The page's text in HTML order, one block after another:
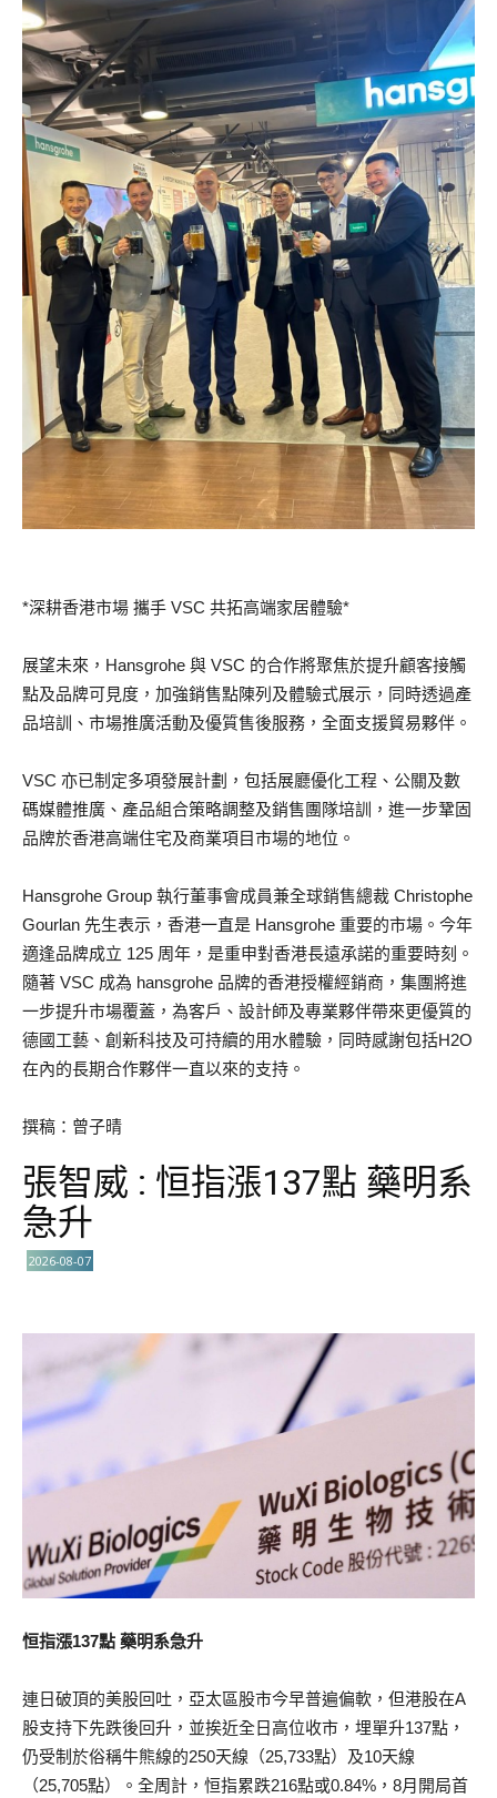
*深耕香港市場 攜手 VSC 共拓高端家居體驗*
展望未來，Hansgrohe 與 VSC 的合作將聚焦於提升顧客接觸
點及品牌可見度，加強銷售點陳列及體驗式展示，同時透過產
品培訓、市場推廣活動及優質售後服務，全面支援貿易夥伴。
VSC 亦已制定多項發展計劃，包括展廳優化工程、公關及數
碼媒體推廣、產品組合策略調整及銷售團隊培訓，進一步鞏固
品牌於香港高端住宅及商業項目市場的地位。
Hansgrohe Group 執行董事會成員兼全球銷售總裁 Christophe
Gourlan 先生表示，香港一直是 Hansgrohe 重要的市場。今年
適逢品牌成立 125 周年，是重申對香港長遠承諾的重要時刻。
隨著 VSC 成為 hansgrohe 品牌的香港授權經銷商，集團將進
一步提升市場覆蓋，為客戶、設計師及專業夥伴帶來更優質的
德國工藝、創新科技及可持續的用水體驗，同時感謝包括H2O
在內的長期合作夥伴一直以來的支持。
撰稿：曾子晴
張智威 : 恒指漲137點 藥明系
急升
2026-08-07
恒指漲137點 藥明系急升
連日破頂的美股回吐，亞太區股市今早普遍偏軟，但港股在A
股支持下先跌後回升，並挨近全日高位收市，埋單升137點，
仍受制於俗稱牛熊線的250天線（25,733點）及10天線
（25,705點）。全周計，恒指累跌216點或0.84%，8月開局首